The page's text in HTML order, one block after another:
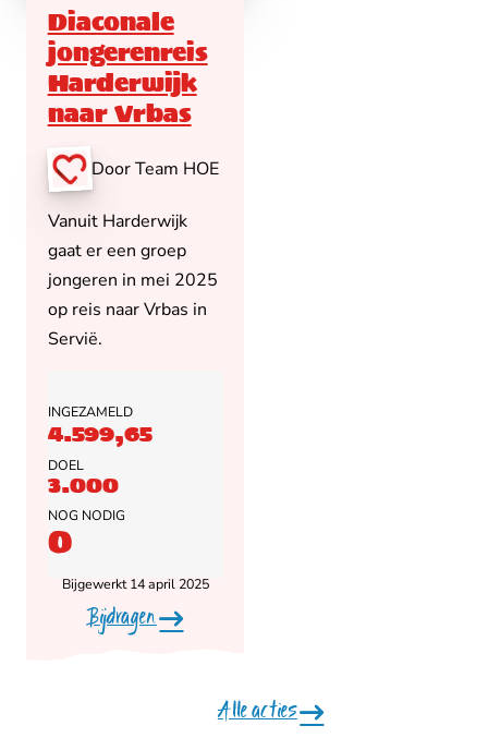
Diaconale
jongerenreis
Harderwijk
naar Vrbas
Door Team HOE
Vanuit Harderwijk
gaat er een groep
jongeren in mei 2025
op reis naar Vrbas in
Servië.
INGEZAMELD
4.599,65
DOEL
3.000
NOG NODIG
0
Bijgewerkt 14 april 2025
Bijdragen
Alle acties